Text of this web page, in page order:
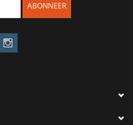
ABONNEER